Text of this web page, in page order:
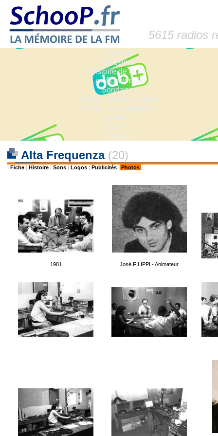
5615 radios
Accueil
Dossiers
Histoire de la FM
Les fiches radio
Sondages
Anciennes fréquences
Fréquences actuelles
Lexique
Liens
Contact
Alta Frequenza (20)
| Fiche | Histoire | Sons | Logos | Publicités | Photos |
1981 José FILIPPI - Animateur